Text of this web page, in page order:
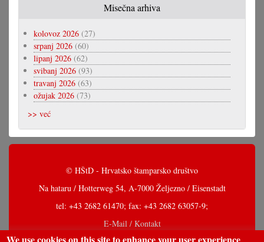
Misečna arhiva
kolovoz 2026 (27)
srpanj 2026 (60)
lipanj 2026 (62)
svibanj 2026 (93)
travanj 2026 (63)
ožujak 2026 (73)
>> već
© HŠtD - Hrvatsko štamparsko društvo
Na hataru / Hotterweg 54, A-7000 Željezno / Eisenstadt
tel: +43 2682 61470; fax: +43 2682 63057-9;
E-Mail / Kontakt